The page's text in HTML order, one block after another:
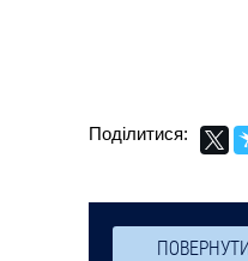
Поділитися: